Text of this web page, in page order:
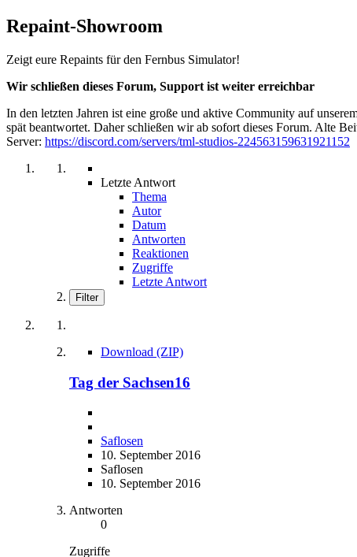
Repaint-Showroom
Zeigt eure Repaints für den Fernbus Simulator!
Wir schließen dieses Forum, Support ist weiter erreichbar
In den letzten Jahren ist eine große und aktive Community auf
spät beantwortet. Daher schließen wir ab sofort dieses Forum. Alte
Server: https://discord.com/servers/tml-studios-224563159631921152
Letzte Antwort
Thema
Autor
Datum
Antworten
Reaktionen
Zugriffe
Letzte Antwort
Filter
Download (ZIP)
Tag der Sachsen16
Saflosen
10. September 2016
Saflosen
10. September 2016
Antworten
0
Zugriffe